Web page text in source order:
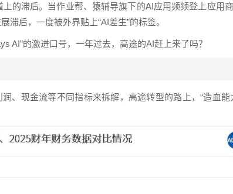
的滞后。当作业帮、猿辅导旗下的AI应用频频登上应用商
后，一度被外界贴上“AI差生”的标签。
AI”的激进口号，一年过去，高途的AI赶上来了吗？
、现金流等不同指标来拆解，高途转型的路上，“造血能